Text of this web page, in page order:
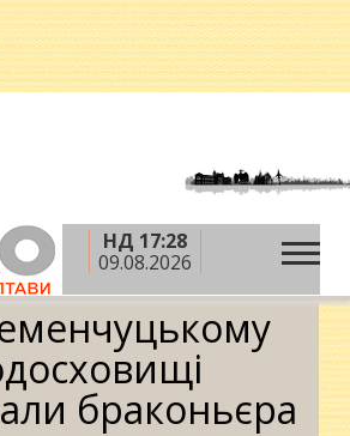
НД 17:28
09.08.2026
» Кримінал »
затримали браконьєра
браконьєра